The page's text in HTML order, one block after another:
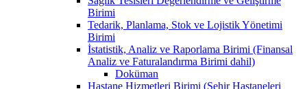
Birimi
Tedarik, Planlama, Stok ve Lojistik Yönetimi
Birimi
İstatistik, Analiz ve Raporlama Birimi (Finansal
Analiz ve Faturalandırma Birimi dahil)
Doküman
Hastane Hizmetleri Birimi (Şehir Hastaneleri